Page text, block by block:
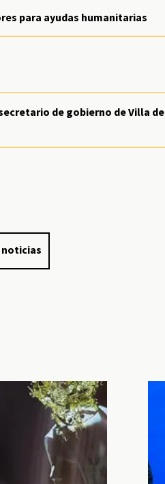
para ayudas humanitarias
de gobierno de Villa de
noticias